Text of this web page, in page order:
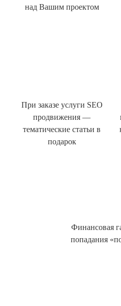
над Вашим проектом
При заказе услуги SEO
продвижения —
тематические статьи в
подарок
Финансовая
попадания